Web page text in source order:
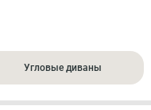
Угловые диваны